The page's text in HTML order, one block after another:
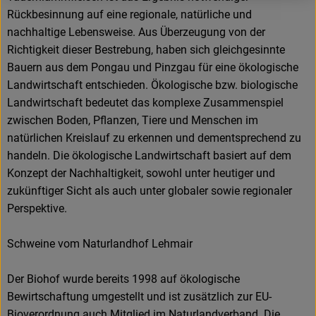
Rückbesinnung auf eine regionale, natürliche und
nachhaltige Lebensweise. Aus Überzeugung von der
Richtigkeit dieser Bestrebung, haben sich gleichgesinnte
Bauern aus dem Pongau und Pinzgau für eine ökologische
Landwirtschaft entschieden. Ökologische bzw. biologische
Landwirtschaft bedeutet das komplexe Zusammenspiel
zwischen Boden, Pflanzen, Tiere und Menschen im
natürlichen Kreislauf zu erkennen und dementsprechend zu
handeln. Die ökologische Landwirtschaft basiert auf dem
Konzept der Nachhaltigkeit, sowohl unter heutiger und
zukünftiger Sicht als auch unter globaler sowie regionaler
Perspektive.
Schweine vom Naturlandhof Lehmair
Der Biohof wurde bereits 1998 auf ökologische
Bewirtschaftung umgestellt und ist zusätzlich zur EU-